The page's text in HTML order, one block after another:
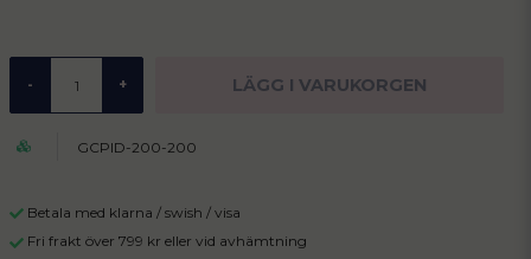
- + LÄGG I VARUKORGEN
GCPID-200-200
Betala med klarna / swish / visa
Fri frakt över 799 kr eller vid avhämtning